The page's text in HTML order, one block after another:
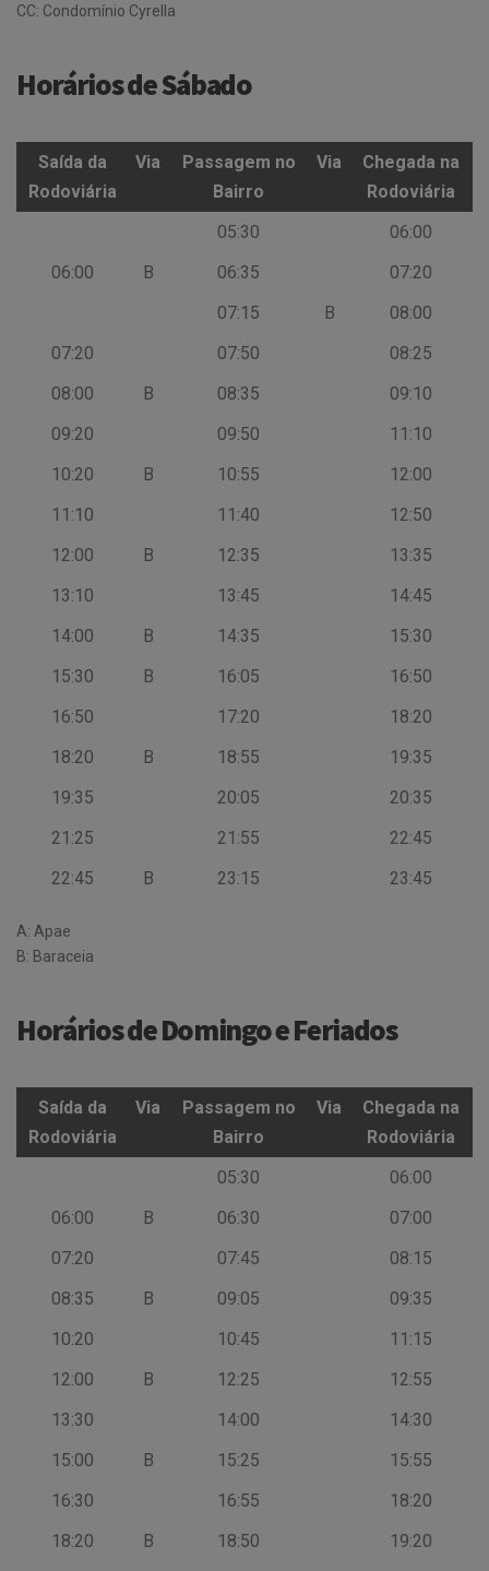
CC: Condomínio Cyrella
Horários de Sábado
Saída da
Rodoviária
Via
Passagem no
Bairro
Via
Chegada na
Rodoviária
Passagem no
Chegada na
05:30
06:00
06:00
B 06:35
07:20
07:15
B
08:00
07:20
07:50
08:25
08:00
B 08:35
09:10
09:20
09:50
11:10
10:20
B 10:55
12:00
11:10
11:40
12:50
12:00
B 12:35
13:35
13:10
13:45
14:45
14:00
B 14:35
15:30
15:30
B 16:05
16:50
16:50
17:20
18:20
18:20
B 18:55
19:35
19:35
20:05
20:35
21:25
21:55
22:45
22:45
B 23:15 23:45
A: Apae
B: Baraceia
Horários de Domingo e Feriados
Saída da
Rodoviária
Via
Passagem no
Bairro
Via
Chegada na
Rodoviária
Passagem no
Chegada na
05:30
06:00
06:00
B 06:30
07:00
07:20
07:45
08:15
08:35
B 09:05
09:35
10:20
10:45
11:15
12:00
B 12:25
12:55
13:30
14:00
14:30
15:00
B 15:25
15:55
16:30
16:55
18:20
18:20
B 18:50
19:20